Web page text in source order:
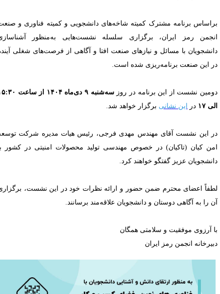
برنامه مشترک کمیته شاخه‌های دانشجویی و کمیته فناوری و صنعت
رمز ایران، برگزاری سلسله نشست‌هایی به‌منظور آشناسازی
با مسائل و نیازهای صنعت افتا و آگاهی از فرصت‌های شغلی آینده
این صنعت برنامه‌ریزی شده است.
نشست از این برنامه در روز
سه‌شنبه ۹ دی‌ماه ۱۴۰۴ از ساعت ۱۵:۳۰
۱۷
دراین نشانیبرگزار خواهد شد.
این نشست آقای مهندس مهدی فرجی، رئیس هیات مدیره شرکت توسعه
کیان (تاکیان) در خصوص مهندسی تولید محصولات امنیتی در کشور با
عزیز گفتگو خواهند کرد.
اعضای محترم ضمن حضور و ارائه نظرات خود در این نشست، برگزاری
را به آگاهی دوستان و دانشجویان علاقه‌مند برسانند.
آرزوی موفقیت و سلامتی همگان
انجمن رمز ایران